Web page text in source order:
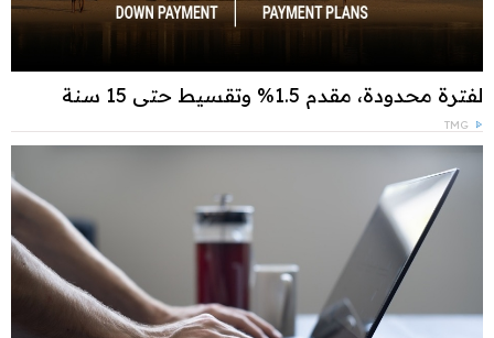
لفترة محدودة، مقدم 1.5% وتقسيط حتى 15 سنة
TMG